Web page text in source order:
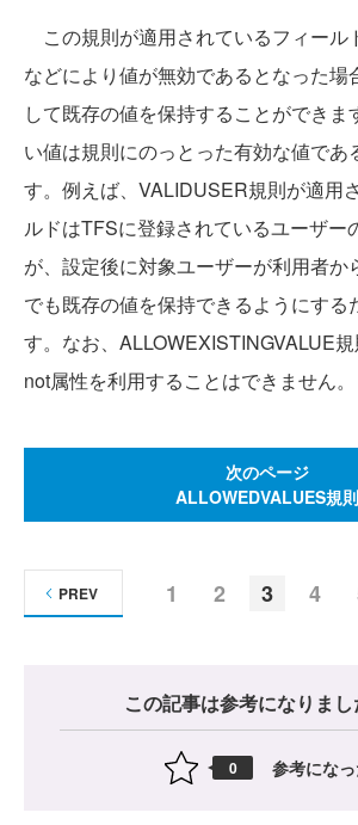
この規則が適用されているフィール
などにより値が無効であるとなった場
して既存の値を保持することができま
い値は規則にのっとった有効な値であ
す。例えば、VALIDUSER規則が適用
ルドはTFSに登録されているユーザー
が、設定後に対象ユーザーが利用者か
でも既存の値を保持できるようにする
す。なお、ALLOWEXISTINGVALUE規
not属性を利用することはできません。
次のページ
ALLOWEDVALUES規則
1 2 3 4
PREV
この記事は参考になりまし
0 参考にな